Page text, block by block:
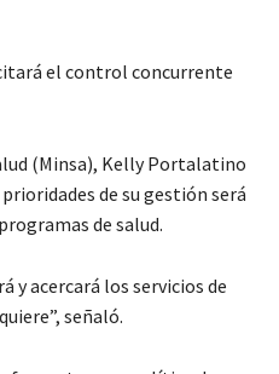
el control concurrente
(Minsa), Kelly Portalatino
de su gestión será
de salud.
y acercará los servicios de
señaló.